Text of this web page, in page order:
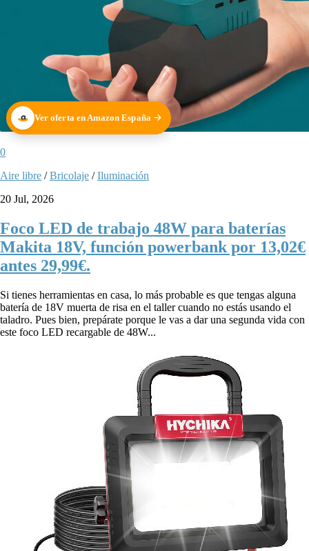
Ver oferta en Amazon España
0
Aire libre /Bricolaje /Iluminación
20 Jul, 2026
Foco LED de trabajo 48W para baterías
Makita 18V, función powerbank por 13,02€
antes 29,99€.
Si tienes herramientas en casa, lo más probable es que tengas alguna
batería de 18V muerta de risa en el taller cuando no estás usando el
taladro. Pues bien, prepárate porque le vas a dar una segunda vida con
este foco LED recargable de 48W...